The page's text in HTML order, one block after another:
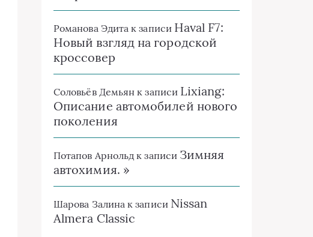
Романова Эдита к записи Haval F7:
Новый взгляд на городской
кроссовер
Соловьёв Демьян к записи Lixiang:
Описание автомобилей нового
поколения
Потапов Арнольд к записи Зимняя
автохимия. »
Шарова Залина к записи Nissan
Almera Classic